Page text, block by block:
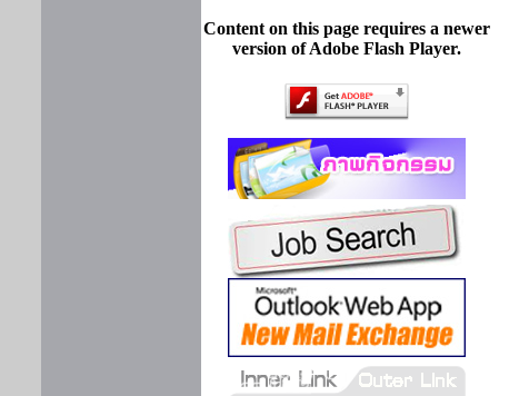
Content on this page requires a newer
version of Adobe Flash Player.